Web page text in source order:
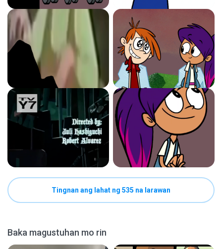
Tingnan ang lahat ng 535 na larawan
Baka magustuhan mo rin